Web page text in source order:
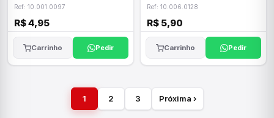
Ref: 10.001.0097
R$ 4,95
Carrinho Pedir
Ref: 10.006.0128
R$ 5,90
Carrinho Pedir
1 2 3 Próxima ›